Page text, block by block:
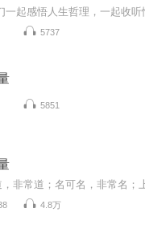
5737
5851
4.8万